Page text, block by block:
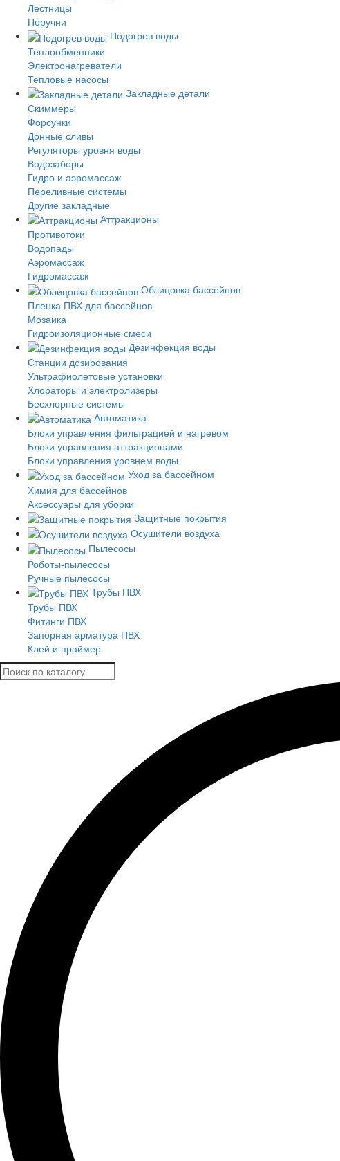
Лестницы
Поручни
Подогрев воды
Теплообменники
Электронагреватели
Тепловые насосы
Закладные детали
Скиммеры
Форсунки
Донные сливы
Регуляторы уровня воды
Водозаборы
Гидро и аэромассаж
Переливные системы
Другие закладные
Аттракционы
Противотоки
Водопады
Аэромассаж
Гидромассаж
Облицовка бассейнов
Пленка ПВХ для бассейнов
Мозаика
Гидроизоляционные смеси
Дезинфекция воды
Станции дозирования
Ультрафиолетовые установки
Хлораторы и электролизеры
Бесхлорные системы
Автоматика
Блоки управления фильтрацией и нагревом
Блоки управления аттракционами
Блоки управления уровнем воды
Уход за бассейном
Химия для бассейнов
Аксессуары для уборки
Защитные покрытия
Осушители воздуха
Пылесосы
Роботы-пылесосы
Ручные пылесосы
Трубы ПВХ
Трубы ПВХ
Фитинги ПВХ
Запорная арматура ПВХ
Клей и праймер